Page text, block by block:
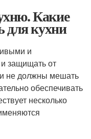
Какие
кухни
и
защищать от
не должны мешать
обеспечивать
несколько